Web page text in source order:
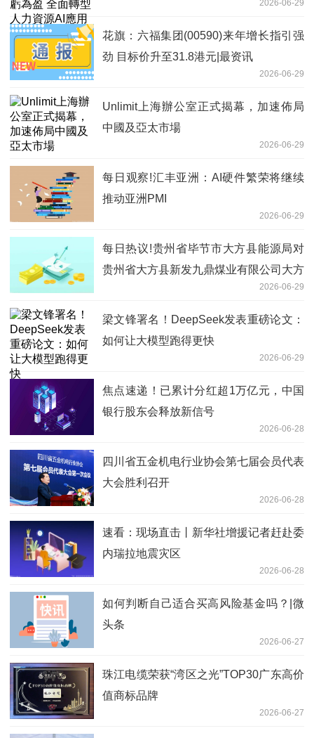
2026-06-29
花旗：六福集团(00590)来年增长指引强
劲 目标价升至31.8港元|最资讯
2026-06-29
Unlimit上海辦公室正式揭幕，加速佈局
中國及亞太市場
2026-06-29
每日观察!汇丰亚洲：AI硬件繁荣将继续
推动亚洲PMI
2026-06-29
每日热议!贵州省毕节市大方县能源局对
贵州省大方县新发九鼎煤业有限公司大方
县绿塘乡新发煤矿瓦斯超限摘牌的公告
2026-06-29
梁文锋署名！DeepSeek发表重磅论文：
如何让大模型跑得更快
2026-06-29
焦点速递！已累计分红超1万亿元，中国
银行股东会释放新信号
2026-06-28
四川省五金机电行业协会第七届会员代表
大会胜利召开
2026-06-28
速看：现场直击丨新华社增援记者赶赴委
内瑞拉地震灾区
2026-06-28
如何判断自己适合买高风险基金吗？|微
头条
2026-06-27
珠江电缆荣获“湾区之光”TOP30广东高价
值商标品牌
2026-06-27